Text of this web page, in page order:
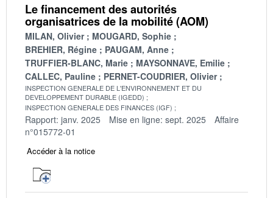
Le financement des autorités
organisatrices de la mobilité (AOM)
MILAN, Olivier
MOUGARD, Sophie
BREHIER, Régine
PAUGAM, Anne
TRUFFIER-BLANC, Marie
MAYSONNAVE, Emilie
CALLEC, Pauline
PERNET-COUDRIER, Olivier
INSPECTION GENERALE DE L'ENVIRONNEMENT ET DU
DEVELOPPEMENT DURABLE (IGEDD)
INSPECTION GENERALE DES FINANCES (IGF)
Rapport: janv. 2025 Mise en ligne: sept. 2025
Affaire
n°015772-01
Accéder à la notice